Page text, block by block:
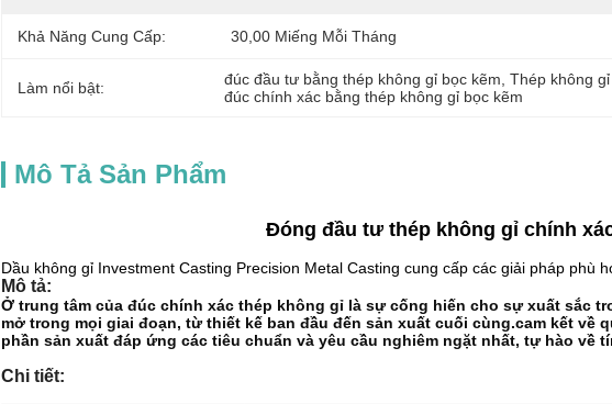
Khả Năng Cung Cấp: 30,00 Miếng Mỗi Tháng
Làm nổi bật: đúc đầu tư bằng thép không gỉ bọc kẽm , Thép không
đúc chính xác bằng thép không gỉ bọc kẽm
Mô Tả Sản Phẩm
Đóng đầu tư thép không gỉ chính
Dầu không gỉ Investment Casting Precision Metal Casting cung cấp các giải pháp phù
Mô tả:
Ở trung tâm của đúc chính xác thép không gỉ là sự cống hiến cho sự xuất sắc
mở trong mọi giai đoạn, từ thiết kế ban đầu đến sản xuất cuối cùng.cam kết về
phần sản xuất đáp ứng các tiêu chuẩn và yêu cầu nghiêm ngặt nhất, tự hào về
Chi tiết: